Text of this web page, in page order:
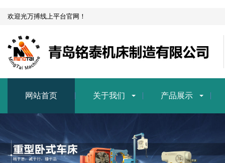
欢迎光万搏线上平台官网！
网站首页 关于我们 产品展示